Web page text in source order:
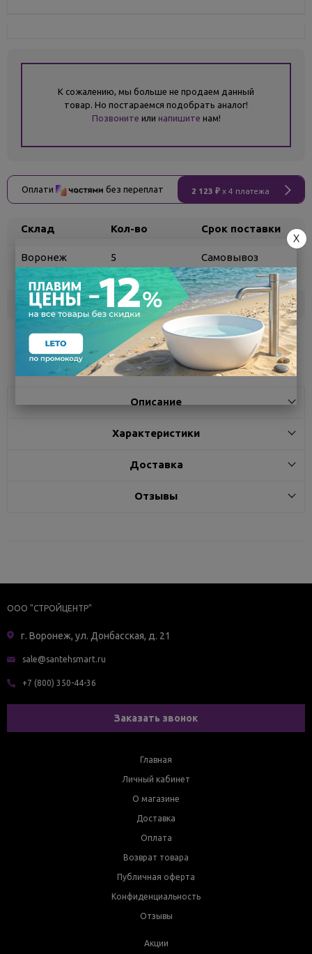
К сожалению, мы больше не продаем данный
товар. Но постараемся подобрать аналог!
Позвоните или напишите нам!
Оплати без переплат 2 123 ₽ x 4 платежа
Склад Кол-во Срок поставки
Воронеж 5
Самовывоз
сегодня
Белгород под заказ 3 - 7 дней
Поделиться
Описание
Характеристики
Доставка
Отзывы
ООО "СТРОЙЦЕНТР"
г. Воронеж, ул. Донбасская, д. 21
sale@santehsmart.ru
+7 (800) 350-44-36
Заказать звонок
Главная
Личный кабинет
О магазине
Доставка
Оплата
Возврат товара
Публичная оферта
Конфиденциальность
Отзывы
Акции
X